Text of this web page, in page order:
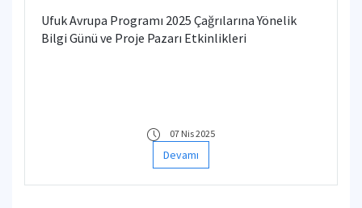
Ufuk Avrupa Programı 2025 Çağrılarına Yönelik
Bilgi Günü ve Proje Pazarı Etkinlikleri
07 Nis 2025
Devamı